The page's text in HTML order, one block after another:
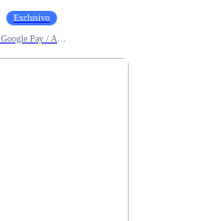
Exclusivo